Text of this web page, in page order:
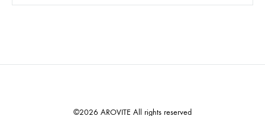
©2026 AROVITE All rights reserved